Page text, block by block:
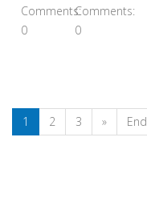
Comments:
0
Comments:
0
1 2 3 » End